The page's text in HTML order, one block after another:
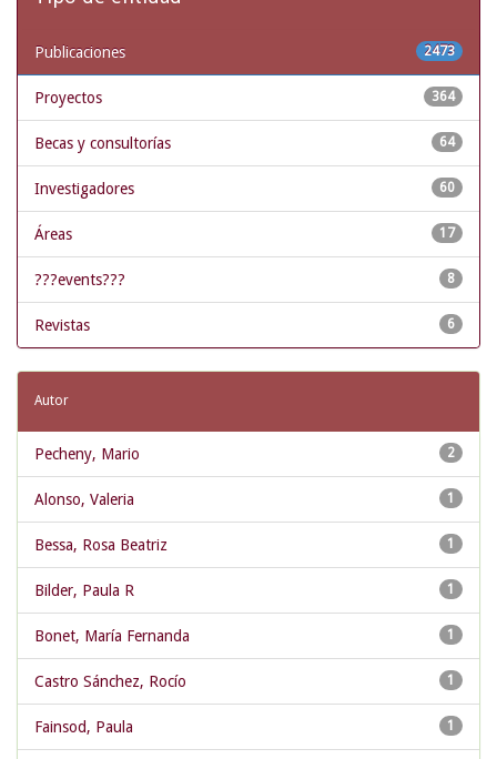
2473
Publicaciones
364
Proyectos
64
Becas y consultorías
60
Investigadores
17
Áreas
8
???events???
6
Revistas
Autor
2
Pecheny, Mario
1
Alonso, Valeria
1
Bessa, Rosa Beatriz
1
Bilder, Paula R
1
Bonet, María Fernanda
1
Castro Sánchez, Rocío
1
Fainsod, Paula